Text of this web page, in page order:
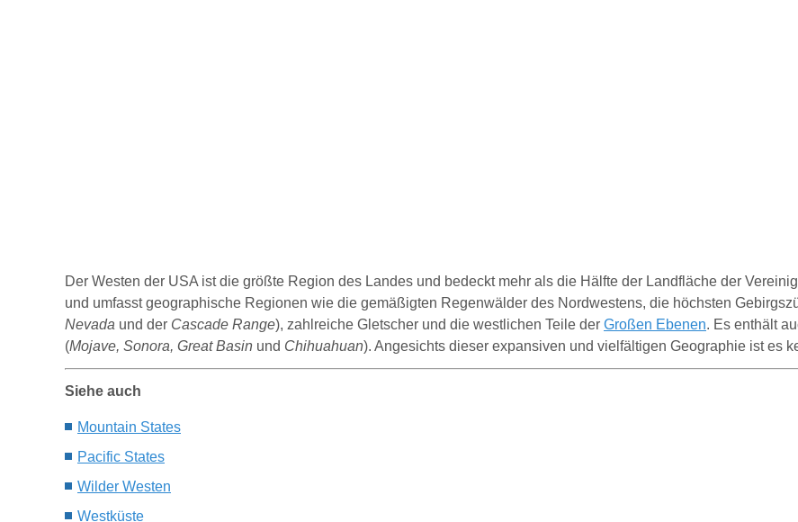
Der Westen der USA ist die größte Region des Landes und bedeckt mehr als die Hälfte der Landfläche der
und umfasst geographische Regionen wie die gemäßigten Regenwälder des Nordwestens, die höchsten
Nevada und der Cascade Range), zahlreiche Gletscher und die westlichen Teile der Großen Ebenen. Es enthält
(Mojave, Sonora, Great Basin und Chihuahuan). Angesichts dieser expansiven und vielfältigen Geographie ist es
Siehe auch
Mountain States
Pacific States
Wilder Westen
Westküste